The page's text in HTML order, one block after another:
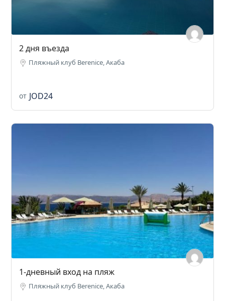
2 дня въезда
Пляжный клуб Berenice, Акаба
от JOD24
1-дневный вход на пляж
Пляжный клуб Berenice, Акаба